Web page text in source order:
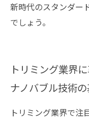
新時代のスタンダー
でしょう。
トリミング業界
ナノバブル技術
トリミング業界で注